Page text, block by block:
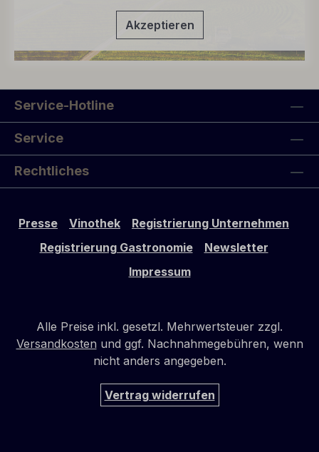
Akzeptieren
Service-Hotline
Service
Rechtliches
Presse Vinothek
Registrierung Unternehmen
Registrierung Gastronomie
Newsletter
Impressum
Alle Preise inkl. gesetzl. Mehrwertsteuer zzgl.
Versandkosten und ggf. Nachnahmegebühren, wenn
nicht anders angegeben.
Vertrag widerrufen